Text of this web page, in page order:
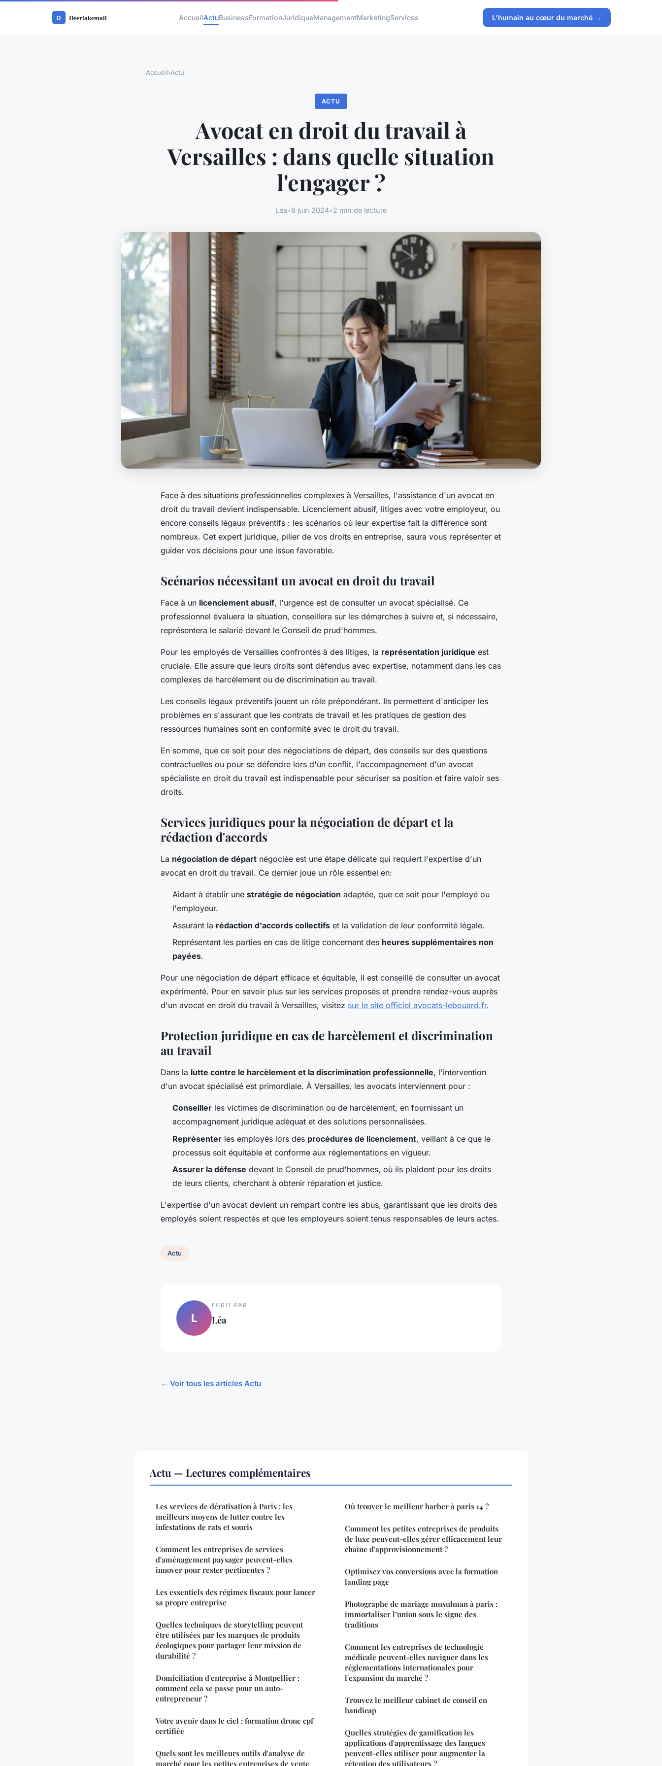
AccueilActuBusinessFormationJuridiqueManagementMarketingServices L'humain au cœur du marché →
Accueil›Actu
ACTU
Avocat en droit du travail à
Versailles : dans quelle situation
l'engager ?
Léa•8 juin 2024•2 min de lecture
Face à des situations professionnelles complexes à Versailles, l'assistance d'un avocat en
droit du travail devient indispensable. Licenciement abusif, litiges avec votre employeur, ou
encore conseils légaux préventifs : les scénarios où leur expertise fait la différence sont
nombreux. Cet expert juridique, pilier de vos droits en entreprise, saura vous représenter et
guider vos décisions pour une issue favorable.
Scénarios nécessitant un avocat en droit du travail
Face à un licenciement abusif, l'urgence est de consulter un avocat spécialisé. Ce
professionnel évaluera la situation, conseillera sur les démarches à suivre et, si nécessaire,
représentera le salarié devant le Conseil de prud'hommes.
Pour les employés de Versailles confrontés à des litiges, la représentation juridique est
cruciale. Elle assure que leurs droits sont défendus avec expertise, notamment dans les cas
complexes de harcèlement ou de discrimination au travail.
Les conseils légaux préventifs jouent un rôle prépondérant. Ils permettent d'anticiper les
problèmes en s'assurant que les contrats de travail et les pratiques de gestion des
ressources humaines sont en conformité avec le droit du travail.
En somme, que ce soit pour des négociations de départ, des conseils sur des questions
contractuelles ou pour se défendre lors d'un conflit, l'accompagnement d'un avocat
spécialiste en droit du travail est indispensable pour sécuriser sa position et faire valoir ses
droits.
Services juridiques pour la négociation de départ et la
rédaction d'accords
La négociation de départ négociée est une étape délicate qui requiert l'expertise d'un
avocat en droit du travail. Ce dernier joue un rôle essentiel en:
Aidant à établir une stratégie de négociation adaptée, que ce soit pour l'employé ou
l'employeur.
Assurant la rédaction d'accords collectifs et la validation de leur conformité légale.
Représentant les parties en cas de litige concernant des heures supplémentaires non
payées.
Pour une négociation de départ efficace et équitable, il est conseillé de consulter un avocat
expérimenté. Pour en savoir plus sur les services proposés et prendre rendez-vous auprès
d'un avocat en droit du travail à Versailles, visitez sur le site officiel avocats-lebouard.fr.
Protection juridique en cas de harcèlement et discrimination
au travail
Dans la lutte contre le harcèlement et la discrimination professionnelle, l'intervention
d'un avocat spécialisé est primordiale. À Versailles, les avocats interviennent pour :
Conseiller les victimes de discrimination ou de harcèlement, en fournissant un
accompagnement juridique adéquat et des solutions personnalisées.
Représenter les employés lors des procédures de licenciement, veillant à ce que le
processus soit équitable et conforme aux réglementations en vigueur.
Assurer la défense devant le Conseil de prud'hommes, où ils plaident pour les droits
de leurs clients, cherchant à obtenir réparation et justice.
L'expertise d'un avocat devient un rempart contre les abus, garantissant que les droits des
employés soient respectés et que les employeurs soient tenus responsables de leurs actes.
Actu
L
ECRIT PAR
Léa
← Voir tous les articles Actu
Actu — Lectures complémentaires
Les services de dératisation à Paris : les
meilleurs moyens de lutter contre les
infestations de rats et souris
Comment les entreprises de services
d'aménagement paysager peuvent-elles
innover pour rester pertinentes ?
Les essentiels des régimes fiscaux pour lancer
sa propre entreprise
Quelles techniques de storytelling peuvent
être utilisées par les marques de produits
écologiques pour partager leur mission de
durabilité ?
Domiciliation d'entreprise à Montpellier :
comment cela se passe pour un auto-
entrepreneur ?
Votre avenir dans le ciel : formation drone cpf
certifiée
Quels sont les meilleurs outils d'analyse de
marché pour les petites entreprises de vente
Où trouver le meilleur barber à paris 14 ?
Comment les petites entreprises de produits
de luxe peuvent-elles gérer efficacement leur
chaîne d'approvisionnement ?
Optimisez vos conversions avec la formation
landing page
Photographe de mariage musulman à paris :
immortaliser l’union sous le signe des
traditions
Comment les entreprises de technologie
médicale peuvent-elles naviguer dans les
réglementations internationales pour
l'expansion du marché ?
Trouvez le meilleur cabinet de conseil en
handicap
Quelles stratégies de gamification les
applications d'apprentissage des langues
peuvent-elles utiliser pour augmenter la
rétention des utilisateurs ?